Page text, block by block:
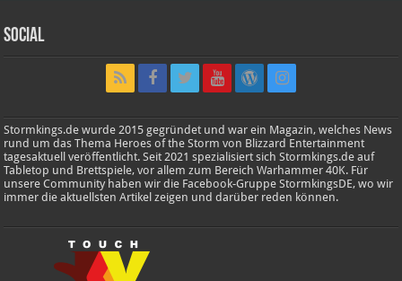
Social
Stormkings.de wurde 2015 gegründet und war ein Magazin, welches News
rund um das Thema Heroes of the Storm von Blizzard Entertainment
tagesaktuell veröffentlicht. Seit 2021 spezialisiert sich Stormkings.de auf
Tabletop und Brettspiele, vor allem zum Bereich Warhammer 40K. Für
unsere Community haben wir die Facebook-Gruppe StormkingsDE, wo wir
immer die aktuellsten Artikel zeigen und darüber reden können.